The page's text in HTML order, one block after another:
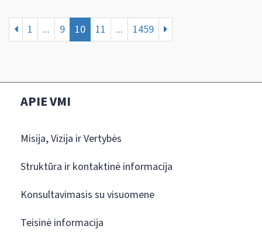
1 ... 9 10 11 ... 1459
APIE VMI
Misija, Vizija ir Vertybės
Struktūra ir kontaktinė informacija
Konsultavimasis su visuomene
Teisinė informacija